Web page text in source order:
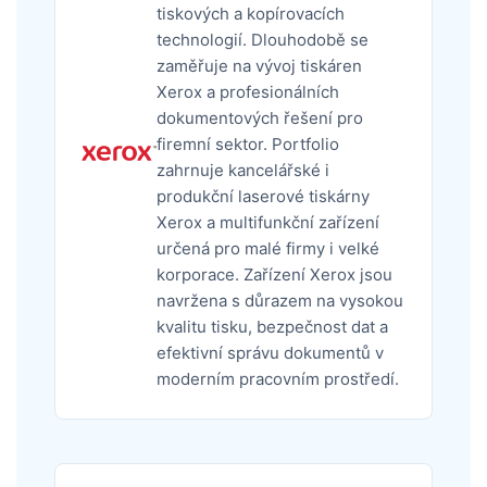
tiskových a kopírovacích
technologií. Dlouhodobě se
zaměřuje na vývoj tiskáren
Xerox a profesionálních
dokumentových řešení pro
firemní sektor. Portfolio
zahrnuje kancelářské i
produkční laserové tiskárny
Xerox a multifunkční zařízení
určená pro malé firmy i velké
korporace. Zařízení Xerox jsou
navržena s důrazem na vysokou
kvalitu tisku, bezpečnost dat a
efektivní správu dokumentů v
moderním pracovním prostředí.